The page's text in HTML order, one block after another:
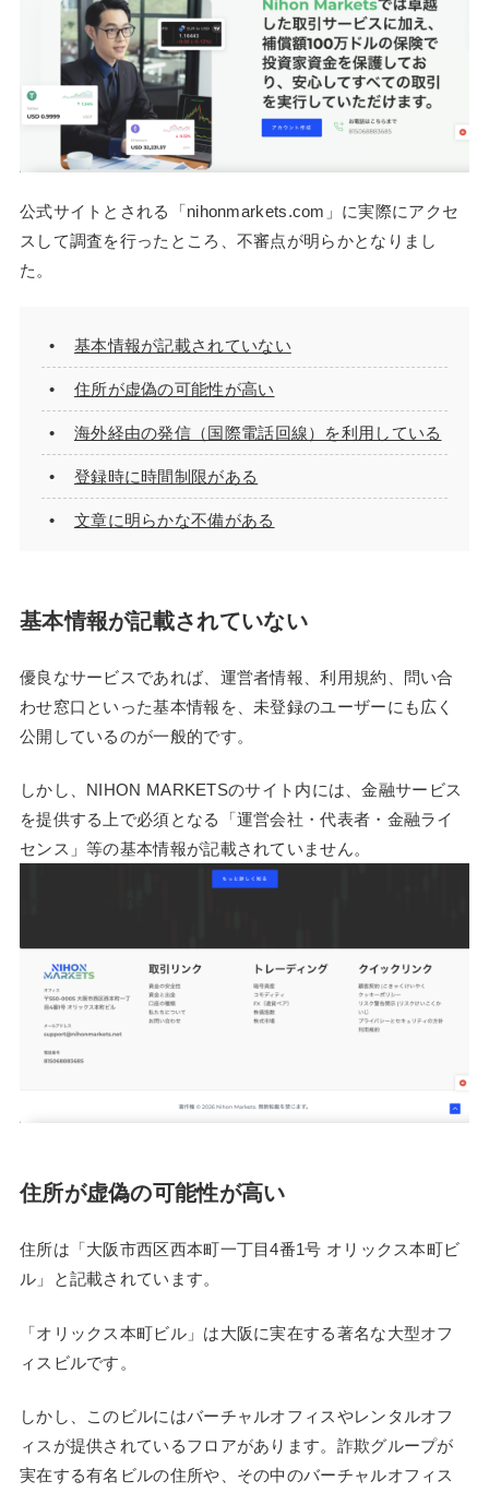
公式サイトとされる「nihonmarkets.com」に実際にアクセ
スして調査を行ったところ、不審点が明らかとなりまし
た。
基本情報が記載されていない
住所が虚偽の可能性が高い
海外経由の発信（国際電話回線）を利用している
登録時に時間制限がある
文章に明らかな不備がある
基本情報が記載されていない
優良なサービスであれば、運営者情報、利用規約、問い合
わせ窓口といった基本情報を、未登録のユーザーにも広く
公開しているのが一般的です。
しかし、NIHON MARKETSのサイト内には、金融サービス
を提供する上で必須となる「運営会社・代表者・金融ライ
センス」等の基本情報が記載されていません。
住所が虚偽の可能性が高い
住所は「大阪市西区西本町一丁目4番1号 オリックス本町ビ
ル」と記載されています。
「オリックス本町ビル」は大阪に実在する著名な大型オフ
ィスビルです。
しかし、このビルにはバーチャルオフィスやレンタルオフ
ィスが提供されているフロアがあります。詐欺グループが
実在する有名ビルの住所や、その中のバーチャルオフィス